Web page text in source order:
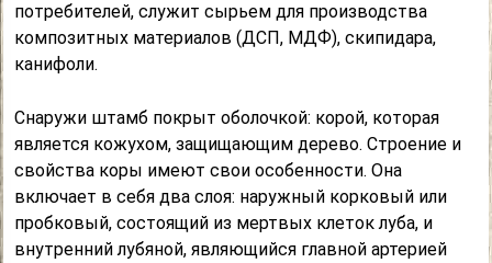
потребителей, служит сырьем для производства
композитных материалов (ДСП, МДФ), скипидара,
канифоли.
Снаружи штамб покрыт оболочкой: корой, которая
является кожухом, защищающим дерево. Строение и
свойства коры имеют свои особенности. Она
включает в себя два слоя: наружный корковый или
пробковый, состоящий из мертвых клеток луба, и
внутренний лубяной, являющийся главной артерией